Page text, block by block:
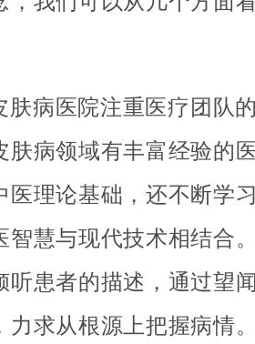
病医院注重医疗团队的
肤病领域有丰富经验的
医理论基础，还不断学
智慧与现代技术相结合
听患者的描述，通过望
力求从根源上把握病情